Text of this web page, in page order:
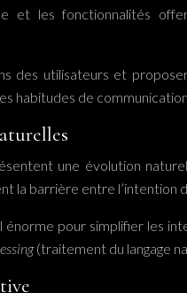
et les fonctionnalités
des utilisateurs et
habitudes de
une évolution
la barrière entre l’intention
pour simplifier les
(traitement du langage